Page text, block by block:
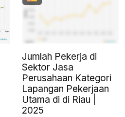
Jumlah Pekerja di
Sektor Jasa
Perusahaan Kategori
Lapangan Pekerjaan
Utama di di Riau |
2025